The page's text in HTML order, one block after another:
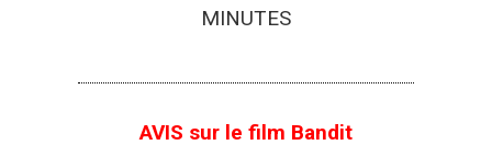
MINUTES
AVIS sur le film Bandit